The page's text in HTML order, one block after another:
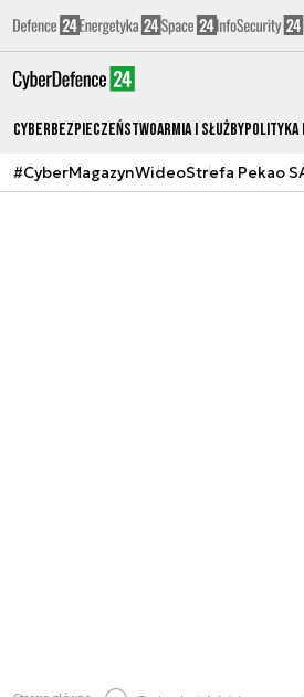
CyberbezpieczeństwoArmia i SłużbyPolityka
#CyberMagazynWideoStrefa Pekao